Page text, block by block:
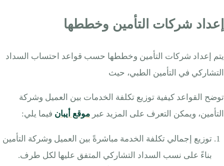
إعداد شركات التأمين وخططها
يتم إعداد شركات التأمين وخططها حسب قواعد احتساب السداد
التشاركي في التأمين الطبي، حيث
توضح القواعد كيفية توزيع تكلفة الخدمات بين العميل وشركة
التأمين، ويمكن التعرف على المزيد عبر موقع أيبان فيما يلي:
توزيع إجمالي تكلفة الخدمة مباشرةً بين العميل وشركة التأمين
بناءً على نسب السداد التشاركي المتفق عليها لكل طرف.